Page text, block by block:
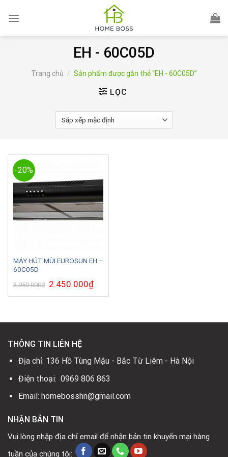
EH - 60C05D
Trang chủ / Sản phẩm được gắn thẻ “EH - 60C05D”
LỌC
-20%
MÁY HÚT MÙI EUROSUN EH –
60C05D
3.050.000₫ Giá
gốc
là:
2.450.000₫Giá
hiện
tại
THÔNG TIN LIÊN HỆ
Địa chỉ: 136 Hồ Tùng Mậu - Bắc Từ Liêm - Hà Nội
Điện thoại: 0969 806 863
Email: homebosshn@gmail.com
NHẬN BẢN TIN
Vui lòng nhập địa chỉ email để nhận bản tin khuyến mại hàng
tuần của chúng tôi: